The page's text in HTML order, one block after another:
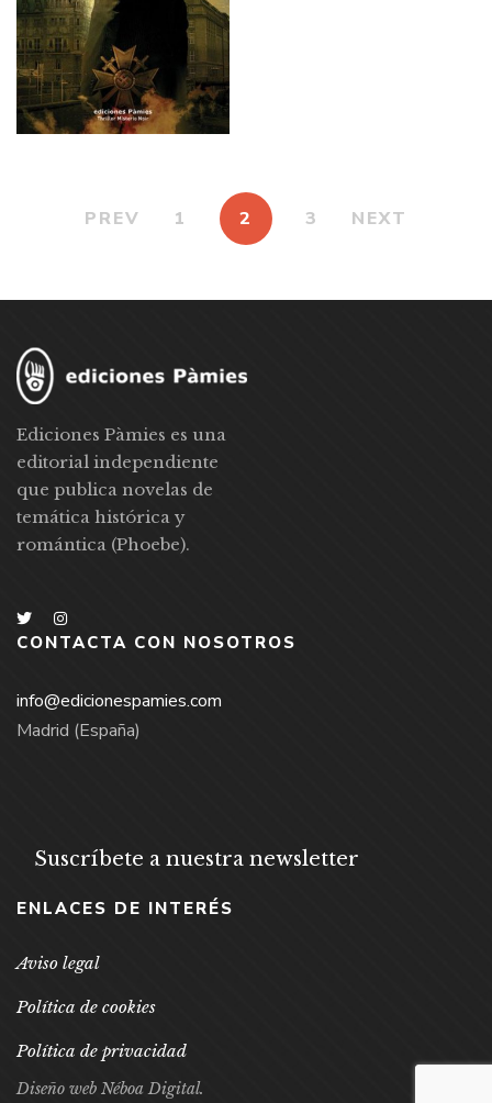
PREV 1 2 3 NEXT
Ediciones Pàmies es una
editorial independiente
que publica novelas de
temática histórica y
romántica (Phoebe).
CONTACTA CON NOSOTROS
info@edicionespamies.com
Madrid (España)
Suscríbete a nuestra newsletter
ENLACES DE INTERÉS
Aviso legal
Política de cookies
Política de privacidad
Diseño web Néboa Digital.